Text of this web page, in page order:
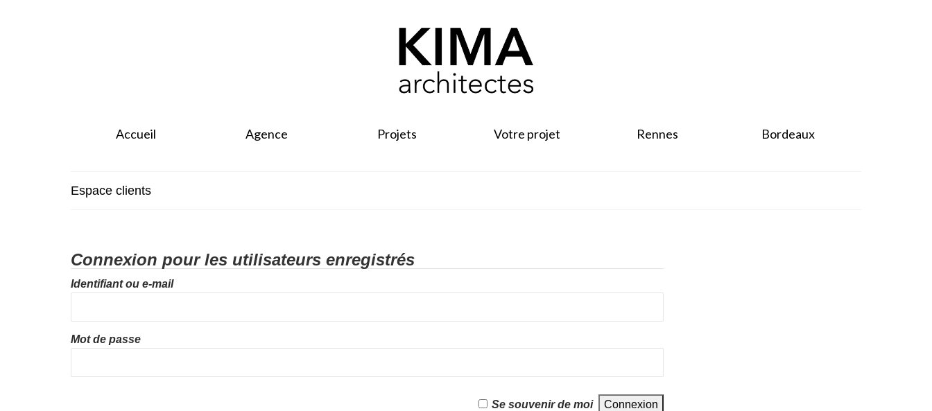
Accueil Agence Projets Votre projet Rennes Bordeaux
Espace clients
Connexion pour les utilisateurs enregistrés
Identifiant ou e-mail
Mot de passe
Se souvenir de moi